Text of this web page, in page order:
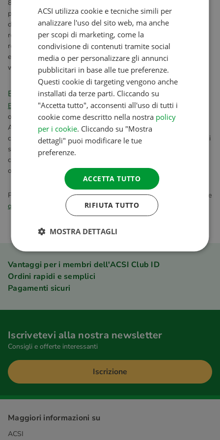
8.800 campeggi europei non si ha l'obbligo di estrarre il
passaporto. Inoltre, la tessera garantisce a Lei e ai suoi compagni
di viaggio (fino a 11 persone) di essere assicurati contro la
responsabilità civile. Infine, i titolari dell'ACSI Club ID godono
regolarmente di sconti esclusivi su articoli da campeggio ed
escursioni nei Paesi Bassi e delle tariffe più vantaggiose del
webshop.Ulteriori informazioni .
Eurocampings.eu
Eurocampings.euè il nostro motore di ricerca per campeggi, che
offre una panoramica completa di tutti i campeggi ispezionati da
ACSI. Con l'aiuto di questo pratico sistema di ricerca, trovare il
campeggio ideale è facilissimo! Basta visualizzare le attrezzature e i
servizi disponibili e leggere le recensioni degli altri visitatori. Molti
campeggi consentono di prenotare una piazzola direttamente
online.
Per ulteriori informazioni su ACSI e sulla storia dell'azienda cliccare
qui
Vantaggi per i membri dell'ACSI Club ID
Ordini rapidi e semplici
Pagamenti sicuri
Iscrivetevi alla nostra newsletter
Consigli e offerte interessanti
Iscrizione
Maggiori informazioni su
ACSI
ENGLISH
GERMAN
ITALIAN
DANISH
SWEDISH
ACSI utilizza cookie e tecniche simili per
analizzare l'uso del sito web, ma anche
per scopi di marketing, come la
condivisione di contenuti tramite social
media o per personalizzare gli annunci
pubblicitari in base alle tue preferenze.
Questi cookie di targeting vengono anche
installati da terze parti. Cliccando su
"Accetta tutto", acconsenti all'uso di tutti i
cookie come descritto nella nostra policy
per i cookie. Cliccando su "Mostra
dettagli" puoi modificare le tue
preferenze.
ACCETTA TUTTO
RIFIUTA TUTTO
MOSTRA DETTAGLI